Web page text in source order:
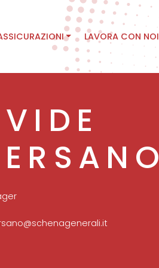
LAVORA CON NOI